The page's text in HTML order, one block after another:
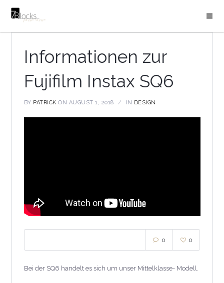
Informationen zur
Fujifilm Instax SQ6
BY PATRICK ON AUGUST 1, 2018 IN DESIGN
0
0
Bei der SQ6 handelt es sich um unser Mittelklasse- Modell.